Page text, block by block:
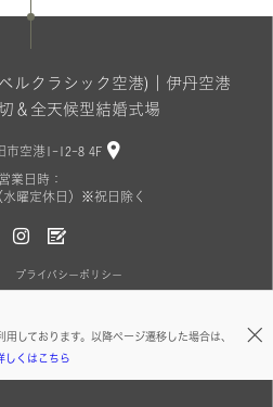
しております。以降ページ遷移した場合は、
しくはこちら
ルクラシック空港)｜伊丹空港
＆全天候型結婚式場
市空港1-12-8 4F
営業日時：
水曜定休日）※祝日除く
プライバシーポリシー